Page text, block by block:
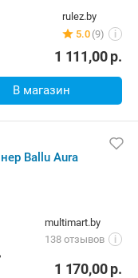
rulez.by
5.0 (9) i
1 111,00р.
В магазин
Ballu Aura
multimart.by
138 отзывов
i
1 170,00р.